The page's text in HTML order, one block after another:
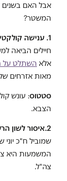
אבל האם בשנים
המשטר?
1. ענישה קולקטיבית של מתנחלים
חיילים הביאה
אלא השתלט על
מאות אזרחים
סטטוס: עונש
הצבא.
2. איסור לשון
שמוביל ח"כ יוני
המשמעות היא
צה"ל.